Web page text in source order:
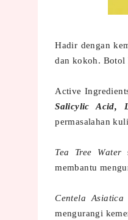
Hadir dengan
dan kokoh. Botol
Active
Salicylic Acid,
permasalahan
Tea Tree Water
membantu
Centela
mengurangi